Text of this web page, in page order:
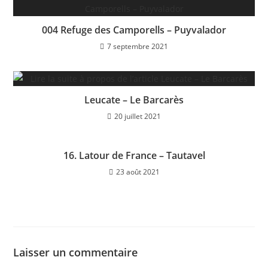
004 Refuge des Camporells – Puyvalador
7 septembre 2021
Leucate – Le Barcarès
20 juillet 2021
16. Latour de France – Tautavel
23 août 2021
Laisser un commentaire